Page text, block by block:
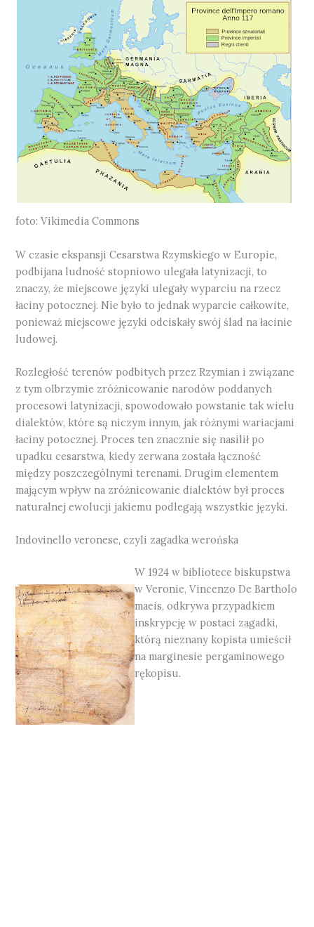
foto: Vikimedia Commons
W czasie ekspansji Cesarstwa Rzymskiego w Europie,
podbijana ludność stopniowo ulegała latynizacji, to
znaczy, że miejscowe języki ulegały wyparciu na rzecz
łaciny potocznej. Nie było to jednak wyparcie całkowite,
ponieważ miejscowe języki odciskały swój ślad na łacinie
ludowej.
Rozległość terenów podbitych przez Rzymian i związane
z tym olbrzymie zróżnicowanie narodów poddanych
procesowi latynizacji, spowodowało powstanie tak wielu
dialektów, które są niczym innym, jak różnymi wariacjami
łaciny potocznej. Proces ten znacznie się nasilił po
upadku cesarstwa, kiedy zerwana została łączność
między poszczególnymi terenami. Drugim elementem
mającym wpływ na zróżnicowanie dialektów był proces
naturalnej ewolucji jakiemu podlegają wszystkie języki.
Indovinello veronese, czyli zagadka werońska
W 1924 w bibliotece biskupstwa
w Veronie, Vincenzo De Bartholo
maeis, odkrywa przypadkiem
inskrypcję w postaci zagadki,
którą nieznany kopista umieścił
na marginesie pergaminowego
rękopisu.